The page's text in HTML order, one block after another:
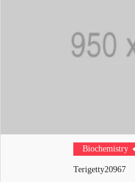
Biochemistry
Terigetty20967